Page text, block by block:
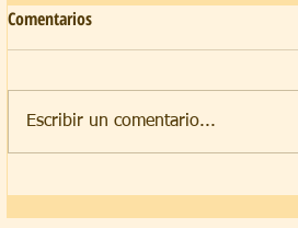
Sedientos
Comentarios
Escribir un comentario...